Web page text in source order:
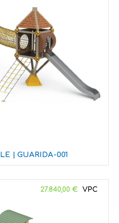
| GUARIDA-001
27.840,00 €